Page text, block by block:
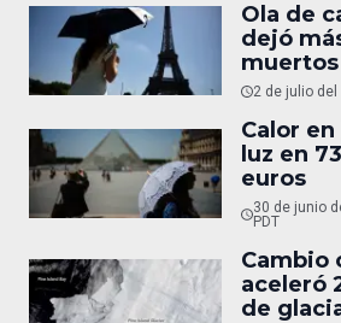
Ola de
dejó
2 de julio del
Calor
luz en
euros
30 de junio
PDT
Cambio
aceleró
de